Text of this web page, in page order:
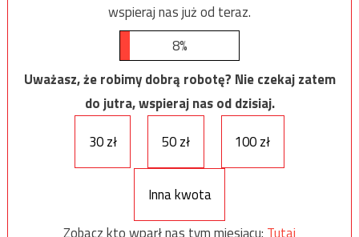
wspieraj nas już od teraz.
8%
Uważasz, że robimy dobrą robotę? Nie czekaj zatem
do jutra, wspieraj nas od dzisiaj.
30 zł
50 zł 100 zł
Inna kwota
Zobacz kto wparł nas tym miesiącu: Tutaj